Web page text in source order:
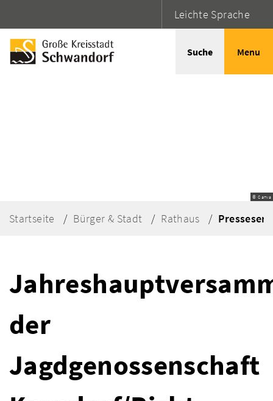
Leichte Sprache
Suche Menu
© Canva
Startseite Bürger & Stadt Rathaus
der
Jagdgenossenschaft